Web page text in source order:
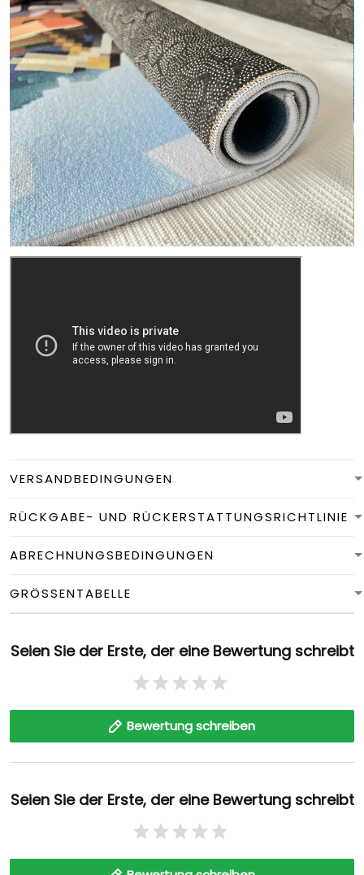
VERSANDBEDINGUNGEN
RÜCKGABE- UND RÜCKERSTATTUNGSRICHTLINIE
ABRECHNUNGSBEDINGUNGEN
GRÖSSENTABELLE
Seien Sie der Erste, der eine Bewertung schreibt
Bewertung schreiben
Seien Sie der Erste, der eine Bewertung schreibt